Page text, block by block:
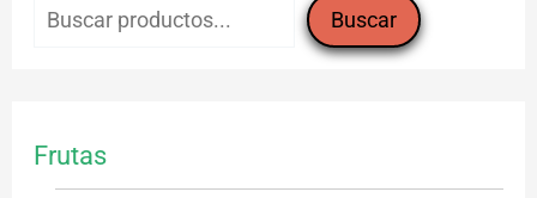
Buscar
Frutas